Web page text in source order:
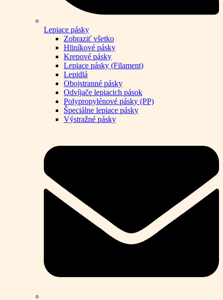
Lepiace pásky
Zobraziť všetko
Hliníkové pásky
Krepové pásky
Lepiace pásky (Filament)
Lepidlá
Obojstranné pásky
Odvíjače lepiacich pások
Polypropylénové pásky (PP)
Špeciálne lepiace pásky
Výstražné pásky